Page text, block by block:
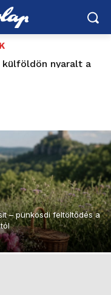
nyaralt a
„nem akarok
is számon
ezt ígérték”
– pünkösdi feltöltődés a